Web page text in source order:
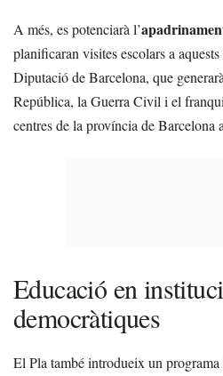
A més, es potenciarà l’
planificaran visites escolars a
Diputació de Barcelona, que
República, la Guerra Civil i el
centres de la província de Barcelona
Educació en
democràtiques
El Pla també introdueix un programa